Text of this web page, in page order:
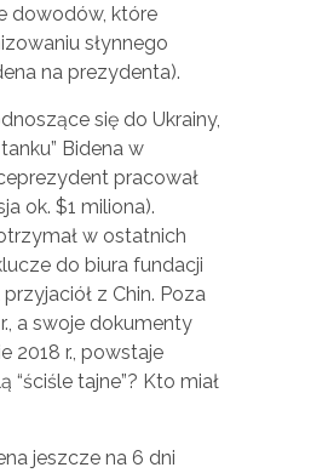
dowodów, które
słynnego
na prezydenta).
się do Ukrainy,
Bidena w
pracował
ok. $1 miliona).
w ostatnich
do biura fundacji
z Chin. Poza
a swoje dokumenty
2018 r., powstaje
tajne”? Kto miał
jeszcze na 6 dni